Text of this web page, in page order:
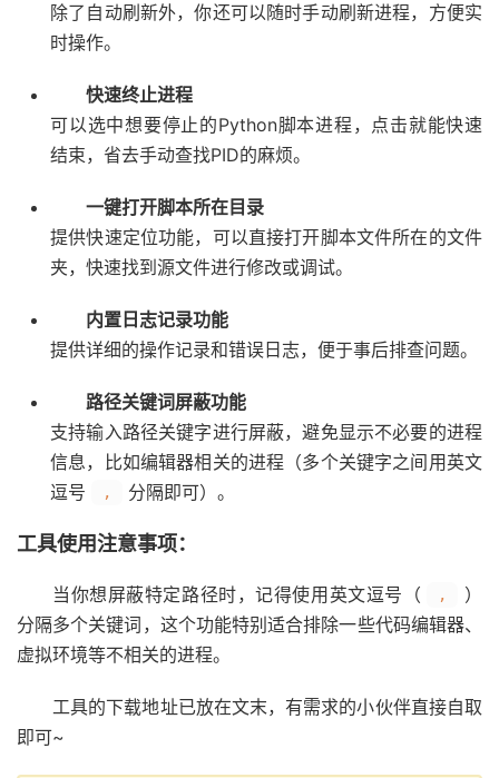
除了自动刷新外，你还可以随时手动刷新进程，方便实
时操作。
快速终止进程
可以选中想要停止的Python脚本进程，点击就能快速
结束，省去手动查找PID的麻烦。
一键打开脚本所在目录
提供快速定位功能，可以直接打开脚本文件所在的文件
夹，快速找到源文件进行修改或调试。
内置日志记录功能
提供详细的操作记录和错误日志，便于事后排查问题。
路径关键词屏蔽功能
支持输入路径关键字进行屏蔽，避免显示不必要的进程
信息，比如编辑器相关的进程（多个关键字之间用英文
逗号
, 分隔即可）。
工具使用注意事项：
当你想屏蔽特定路径时，记得使用英文逗号（ ,
）
分隔多个关键词，这个功能特别适合排除一些代码编辑器、
虚拟环境等不相关的进程。
工具的下载地址已放在文末，有需求的小伙伴直接自取
即可~